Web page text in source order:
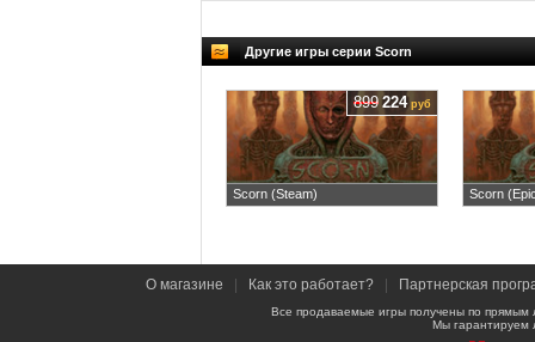
Другие игры серии Scorn
Scorn (Steam)
899 224руб
Scorn
О магазине Как это работает? Партнерская
Все продаваемые игры получены по
Мы гарантируем